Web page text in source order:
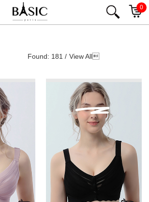
0
Found: 181 / View All